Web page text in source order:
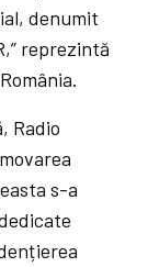
denumit
reprezintă
Radio
s-a